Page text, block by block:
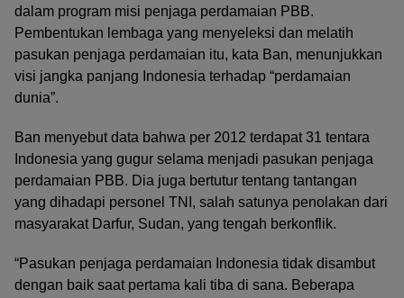
dalam program misi penjaga perdamaian PBB.
Pembentukan lembaga yang menyeleksi dan melatih
pasukan penjaga perdamaian itu, kata Ban, menunjukkan
visi jangka panjang Indonesia terhadap “perdamaian
dunia”.
Ban menyebut data bahwa per 2012 terdapat 31 tentara
Indonesia yang gugur selama menjadi pasukan penjaga
perdamaian PBB. Dia juga bertutur tentang tantangan
yang dihadapi personel TNI, salah satunya penolakan dari
masyarakat Darfur, Sudan, yang tengah berkonflik.
“Pasukan penjaga perdamaian Indonesia tidak disambut
dengan baik saat pertama kali tiba di sana. Beberapa